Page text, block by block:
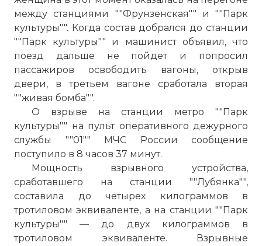
между станциями ""Фрунзенская"" и ""Парк
культуры"". Когда состав добрался до станции
""Парк культуры"" и машинист объявил, что
поезд дальше не пойдет и попросил
пассажиров освободить вагоны, открыв
двери, в третьем вагоне сработала вторая
""живая бомба"".
О взрыве на станции метро ""Парк
культуры"" на пульт оперативного дежурного
службы ""01"" МЧС России сообщение
поступило в 8 часов 37 минут.
Мощность взрывного устройства,
сработавшего на станции ""Лубянка"",
составила до четырех килограммов в
тротиловом эквиваленте, а на станции ""Парк
культуры"" — до двух килограммов в
тротиловом эквиваленте. Взрывные